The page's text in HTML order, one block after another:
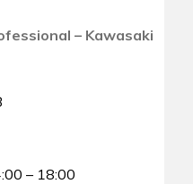
– Kawasaki
– 18:00